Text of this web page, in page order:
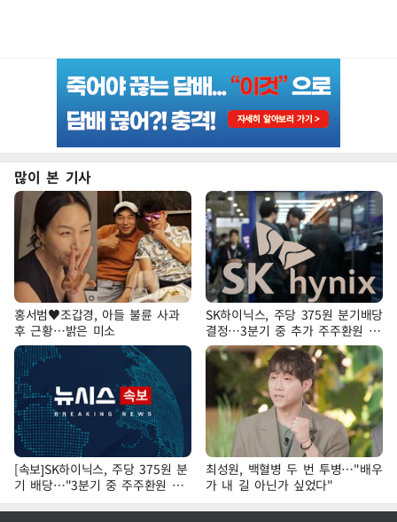
많이 본 기사
홍서범♥조갑경, 아들 불륜 사과
후 근황…밝은 미소
SK하이닉스, 주당 375원 분기배당
결정…3분기 중 추가 주주환원 발
표
[속보]SK하이닉스, 주당 375원 분
기 배당…"3분기 중 주주환원 방
안 확정"
최성원, 백혈병 두 번 투병…"배우
가 내 길 아닌가 싶었다"